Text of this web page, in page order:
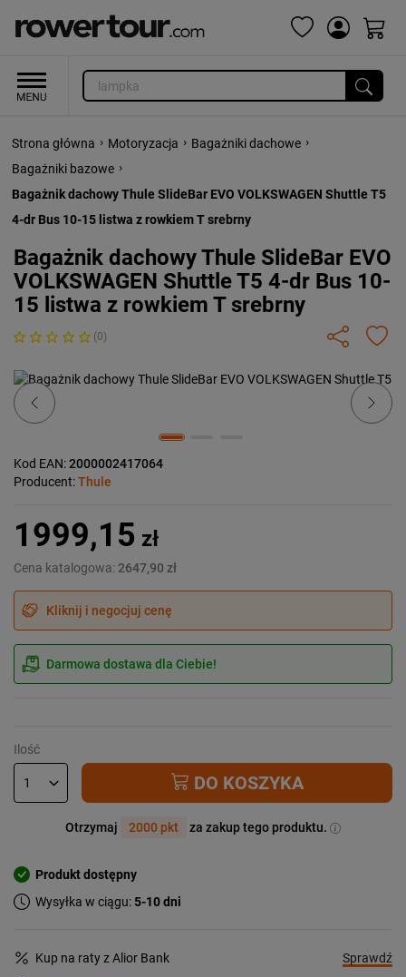
Strona główna › Motoryzacja › Bagażniki dachowe ›
Bagażniki bazowe ›
Bagażnik dachowy Thule SlideBar EVO VOLKSWAGEN Shuttle T5
4-dr Bus 10-15 listwa z rowkiem T srebrny
Bagażnik dachowy Thule SlideBar EVO
VOLKSWAGEN Shuttle T5 4-dr Bus 10-
15 listwa z rowkiem T srebrny
(0)
Previous Next
Kod EAN:2000002417064
Producent:Thule
1999,15 zł
Cena katalogowa: 2647,90 zł
Kliknij i negocjuj cenę
Darmowa dostawa dla Ciebie!
Ilość
DO KOSZYKA
Otrzymaj 2000 pkt za zakup tego produktu.
Produkt dostępny
Wysyłka w ciągu:5-10 dni
Kup na raty z Alior Bank
Sprawdź